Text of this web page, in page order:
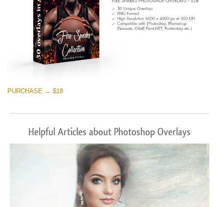
PURCHASE → $18
Helpful Articles about Photoshop Overlays